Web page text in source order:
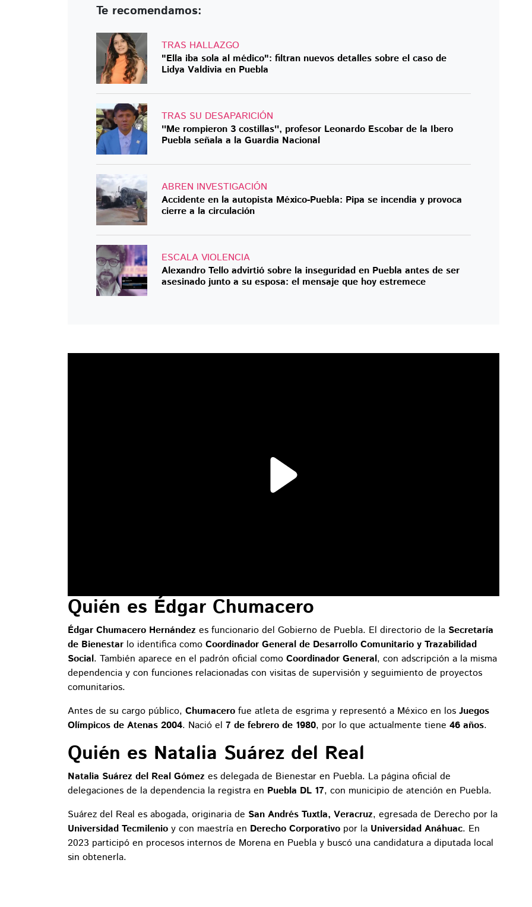
Te recomendamos:
TRAS HALLAZGO
"Ella iba sola al médico": filtran nuevos detalles sobre el caso de
Lidya Valdivia en Puebla
TRAS SU DESAPARICIÓN
''Me rompieron 3 costillas'', profesor Leonardo Escobar de la Ibero
Puebla señala a la Guardia Nacional
ABREN INVESTIGACIÓN
Accidente en la autopista México-Puebla: Pipa se incendia y provoca
cierre a la circulación
ESCALA VIOLENCIA
Alexandro Tello advirtió sobre la inseguridad en Puebla antes de ser
asesinado junto a su esposa: el mensaje que hoy estremece
Quién es Édgar Chumacero
Édgar Chumacero Hernández es funcionario del Gobierno de Puebla. El directorio de la Secretaría
de Bienestar lo identifica como Coordinador General de Desarrollo Comunitario y Trazabilidad
Social. También aparece en el padrón oficial como Coordinador General, con adscripción a la misma
dependencia y con funciones relacionadas con visitas de supervisión y seguimiento de proyectos
comunitarios.
Antes de su cargo público, Chumacero fue atleta de esgrima y representó a México en los Juegos
Olímpicos de Atenas 2004. Nació el 7 de febrero de 1980, por lo que actualmente tiene 46 años.
Quién es Natalia Suárez del Real
Natalia Suárez del Real Gómez es delegada de Bienestar en Puebla. La página oficial de
delegaciones de la dependencia la registra en Puebla DL 17, con municipio de atención en Puebla.
Suárez del Real es abogada, originaria de San Andrés Tuxtla, Veracruz, egresada de Derecho por la
Universidad Tecmilenio y con maestría en Derecho Corporativo por la Universidad Anáhuac. En
2023 participó en procesos internos de Morena en Puebla y buscó una candidatura a diputada local
sin obtenerla.